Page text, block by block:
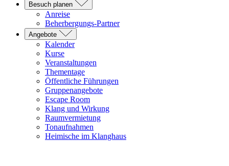
Besuch planen
Anreise
Beherbergungs-Partner
Angebote
Kalender
Kurse
Veranstaltungen
Thementage
Öffentliche Führungen
Gruppenangebote
Escape Room
Klang und Wirkung
Raumvermietung
Tonaufnahmen
Heimische im Klanghaus